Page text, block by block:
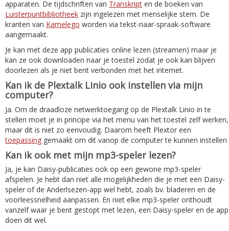
apparaten. De tijdschriften van Transkript en de boeken van
Luisterpuntbibliotheek zijn ingelezen met menselijke stem. De
kranten van Kamelego worden via tekst-naar-spraak-software
aangemaakt.
Je kan met deze app publicaties online lezen (streamen) maar je
kan ze ook downloaden naar je toestel zodat je ook kan blijven
doorlezen als je niet bent verbonden met het internet.
Kan ik de Plextalk Linio ook instellen via mijn
computer?
Ja. Om de draadloze netwerktoegang op de Plextalk Linio in te
stellen moet je in principe via het menu van het toestel zelf werken,
maar dit is niet zo eenvoudig. Daarom heeft Plextor een
toepassing gemaakt om dit vanop de computer te kunnen instellen
Kan ik ook met mijn mp3-speler lezen?
Ja, je kan Daisy-publicaties ook op een gewone mp3-speler
afspelen. Je hebt dan niet alle mogelijkheden die je met een Daisy-
speler of de Anderlsezen-app wel hebt, zoals bv. bladeren en de
voorleessnelheid aanpassen. En niet elke mp3-speler onthoudt
vanzelf waar je bent gestopt met lezen, een Daisy-speler en de app
doen dit wel.